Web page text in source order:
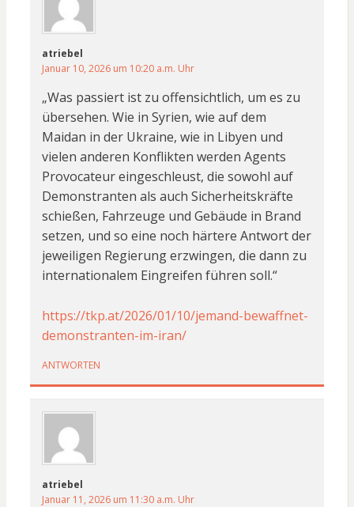
atriebel
Januar 10, 2026 um 10:20 a.m. Uhr
„Was passiert ist zu offensichtlich, um es zu
übersehen. Wie in Syrien, wie auf dem
Maidan in der Ukraine, wie in Libyen und
vielen anderen Konflikten werden Agents
Provocateur eingeschleust, die sowohl auf
Demonstranten als auch Sicherheitskräfte
schießen, Fahrzeuge und Gebäude in Brand
setzen, und so eine noch härtere Antwort der
jeweiligen Regierung erzwingen, die dann zu
internationalem Eingreifen führen soll.“
https://tkp.at/2026/01/10/jemand-bewaffnet-
demonstranten-im-iran/
ANTWORTEN
atriebel
Januar 11, 2026 um 11:30 a.m. Uhr